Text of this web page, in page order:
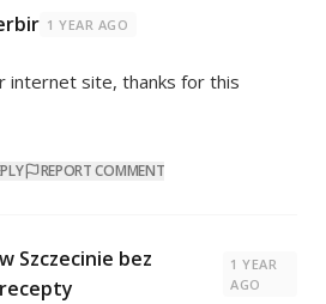
1 YEAR AGO
internet site, thanks for this
REPORT COMMENT
Szczecinie bez
1 YEAR
AGO